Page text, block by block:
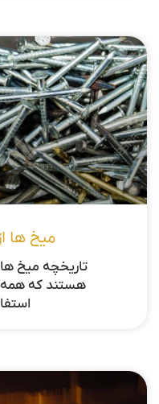
میخ ها
تاریخچه میخ ها
هستند که همه